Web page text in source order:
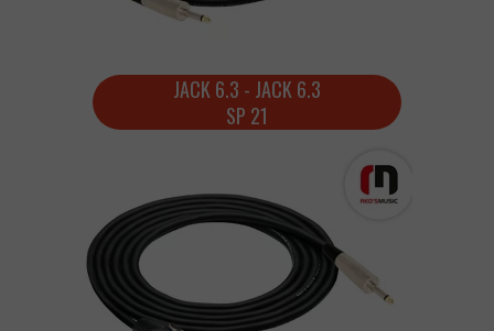
JACK 6.3 - JACK 6.3
SP 21